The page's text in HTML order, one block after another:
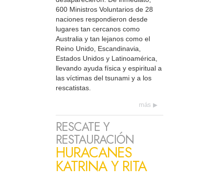
600 Ministros Voluntarios de 28
naciones respondieron desde
lugares tan cercanos como
Australia y tan lejanos como el
Reino Unido, Escandinavia,
Estados Unidos y Latinoamérica,
llevando ayuda física y espiritual a
las víctimas del tsunami y a los
rescatistas.
más
RESCATE Y
RESTAURACIÓN
HURACANES
KATRINA Y RITA